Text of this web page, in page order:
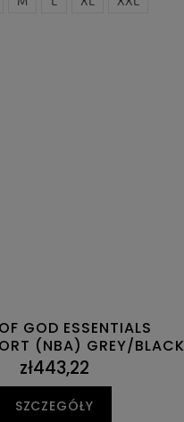
GOD ESSENTIALS
(NBA) GREY/BLACK
zł443,22
SZCZEGÓŁY